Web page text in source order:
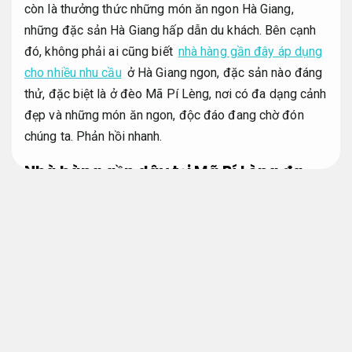
còn là thưởng thức những món ăn ngon Hà Giang,
những đặc sản Hà Giang hấp dẫn du khách. Bên cạnh
đó, không phải ai cũng biết nhà hàng gần đây áp dụng
cho nhiều nhu cầu ở Hà Giang ngon, đặc sản nào đáng
thử, đặc biệt là ở đèo Mã Pí Lèng, nơi có đa dạng cảnh
đẹp và những món ăn ngon, độc đáo đang chờ đón
chúng ta. Phản hồi nhanh.
Nhà hàng gần dây tại Mã Pí Lèng đa